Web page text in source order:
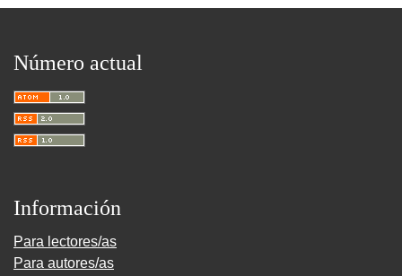
Número actual
Información
Para lectores/as
Para autores/as